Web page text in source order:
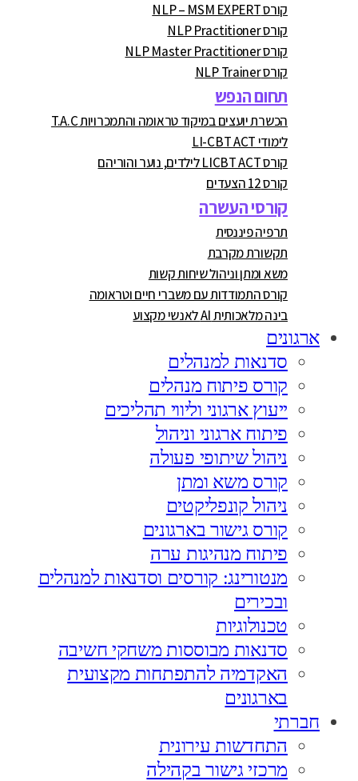
קורס NLP – MSM EXPERT
קורס NLP Practitioner
קורס NLP Master Practitioner
קורס NLP Trainer
תחום הנפש
הכשרת יועצים במיקוד טראומה והתמכרויות T.A.C
לימודי LI-CBT ACT
קורס LICBT ACT לילדים, נוער והוריהם
קורס 12 הצעדים
קורסי העשרה
תרפיה פיננסית
תקשורת מקרבת
משא ומתן וניהול שיחות קשות
קורס התמודדות עם משברי חיים וטראומה
בינה מלאכותית AI לאנשי מקצוע
ארגונים
סדנאות למנהלים
קורס פיתוח מנהלים
ייעוץ ארגוני וליווי תהליכים
פיתוח ארגוני וניהול
ניהול שיתופי פעולה
קורס משא ומתן
ניהול קונפליקטים
קורס גישור בארגונים
פיתוח מנהיגות ערה
מנטורינג: קורסים וסדנאות למנהלים
ובכירים
טכנולוגיות
סדנאות מבוססות משחקי חשיבה
האקדמיה להתפתחות מקצועית
בארגונים
חברתי
התחדשות עירונית
מרכזי גישור בקהילה